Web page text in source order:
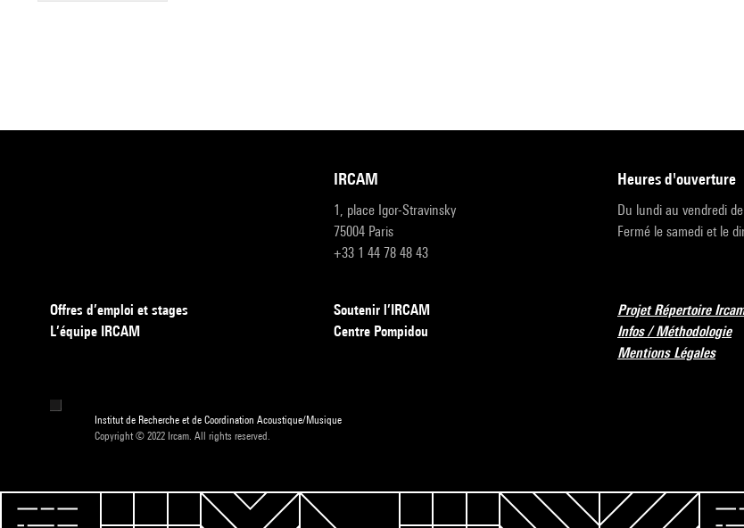
IRCAM
1, place Igor-Stravinsky
75004 Paris
+33 1 44 78 48 43
heures d'ouverture
Du lundi au vendredi
Fermé le samedi et le
Offres d’emploi et stages
L’équipe IRCAM
Soutenir l’IRCAM
Centre Pompidou
Projet Répertoire Ircam
Infos / Méthodologie
Mentions Légales
Institut de Recherche et de Coordination Acoustique/Musique
Copyright © 2022 Ircam. All rights reserved.